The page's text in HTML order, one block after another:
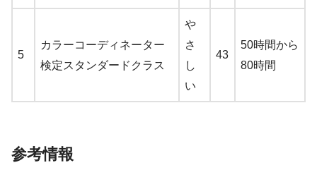
5
カラーコーディネーター
検定スタンダードクラス
や
さ
し
い
43
50時間から
80時間
参考情報